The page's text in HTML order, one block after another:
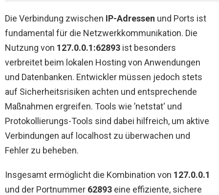
Die Verbindung zwischen IP-Adressen und Ports ist
fundamental für die Netzwerkkommunikation. Die
Nutzung von 127.0.0.1:62893 ist besonders
verbreitet beim lokalen Hosting von Anwendungen
und Datenbanken. Entwickler müssen jedoch stets
auf Sicherheitsrisiken achten und entsprechende
Maßnahmen ergreifen. Tools wie ’netstat‘ und
Protokollierungs-Tools sind dabei hilfreich, um aktive
Verbindungen auf localhost zu überwachen und
Fehler zu beheben.
Insgesamt ermöglicht die Kombination von 127.0.0.1
und der Portnummer 62893 eine effiziente, sichere